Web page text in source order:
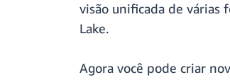
visão unificada de várias
Lake.
Agora você pode criar